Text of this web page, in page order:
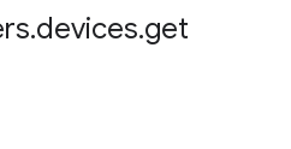
.devices.get